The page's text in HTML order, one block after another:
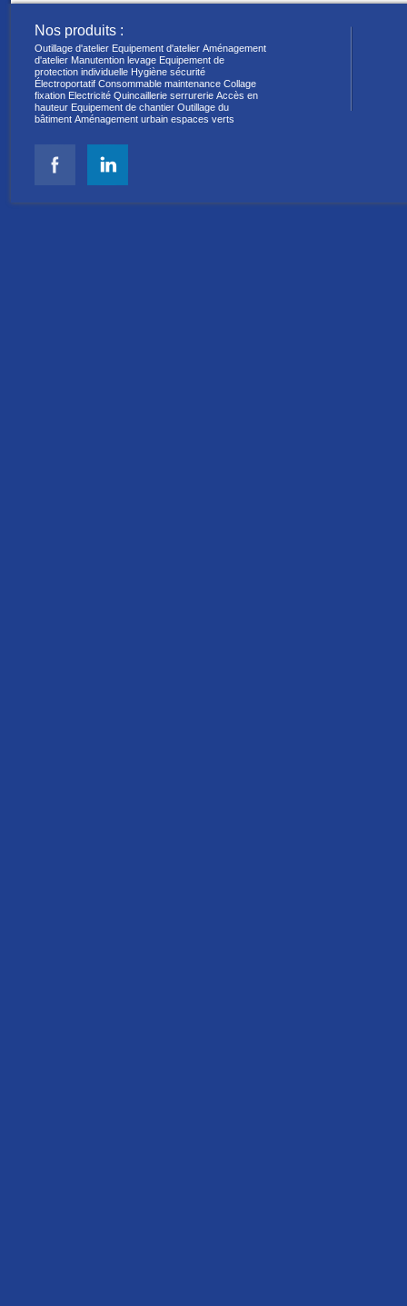
Nos produits :
Outillage d'atelier Equipement d'atelier Aménagement
d'atelier Manutention levage Equipement de
protection individuelle Hygiène sécurité
Électroportatif Consommable maintenance Collage
fixation Electricité Quincaillerie serrurerie Accès en
hauteur Equipement de chantier Outillage du
bâtiment Aménagement urbain espaces verts